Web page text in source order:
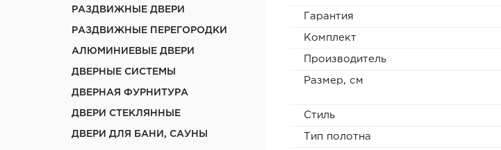
РАЗДВИЖНЫЕ ДВЕРИ
РАЗДВИЖНЫЕ ПЕРЕГОРОДКИ
АЛЮМИНИЕВЫЕ ДВЕРИ
ДВЕРНЫЕ СИСТЕМЫ
ДВЕРНАЯ ФУРНИТУРА
ДВЕРИ СТЕКЛЯННЫЕ
ДВЕРИ ДЛЯ БАНИ, САУНЫ
Гарантия
Комплект
Производитель
Размер, см
Стиль
Тип полотна